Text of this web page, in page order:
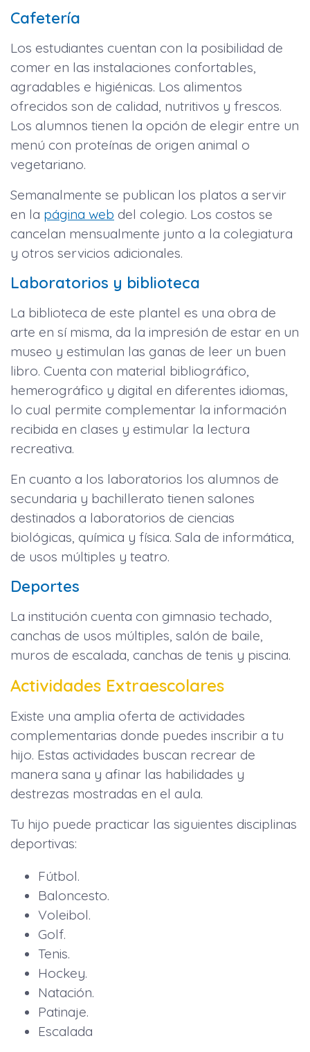
Cafetería
Los estudiantes cuentan con la posibilidad de
comer en las instalaciones confortables,
agradables e higiénicas. Los alimentos
ofrecidos son de calidad, nutritivos y frescos.
Los alumnos tienen la opción de elegir entre un
menú con proteínas de origen animal o
vegetariano.
Semanalmente se publican los platos a servir
en la página web del colegio. Los costos se
cancelan mensualmente junto a la colegiatura
y otros servicios adicionales.
Laboratorios y biblioteca
La biblioteca de este plantel es una obra de
arte en sí misma, da la impresión de estar en un
museo y estimulan las ganas de leer un buen
libro. Cuenta con material bibliográfico,
hemerográfico y digital en diferentes idiomas,
lo cual permite complementar la información
recibida en clases y estimular la lectura
recreativa.
En cuanto a los laboratorios los alumnos de
secundaria y bachillerato tienen salones
destinados a laboratorios de ciencias
biológicas, química y física. Sala de informática,
de usos múltiples y teatro.
Deportes
La institución cuenta con gimnasio techado,
canchas de usos múltiples, salón de baile,
muros de escalada, canchas de tenis y piscina.
Actividades Extraescolares
Existe una amplia oferta de actividades
complementarias donde puedes inscribir a tu
hijo. Estas actividades buscan recrear de
manera sana y afinar las habilidades y
destrezas mostradas en el aula.
Tu hijo puede practicar las siguientes disciplinas
deportivas:
Fútbol.
Baloncesto.
Voleibol.
Golf.
Tenis.
Hockey.
Natación.
Patinaje.
Escalada